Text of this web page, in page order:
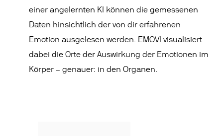
einer angelernten KI können die gemessenen
Daten hinsichtlich der von dir erfahrenen
Emotion ausgelesen werden. EMOVI visualisiert
dabei die Orte der Auswirkung der Emotionen im
Körper – genauer: in den Organen.